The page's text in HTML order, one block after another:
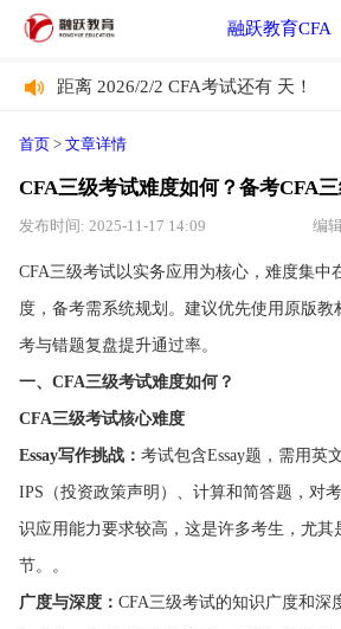
融跃教育CFA
距离 2026/2/2 CFA考试还有 天！
首页 > 文章详情
CFA三级考试难度如何？备考CFA三
发布时间: 2025-11-17 14:09 编
CFA三级考试以实务应用为核心，难度集中
度，备考需系统规划。建议优先使用原版教
考与错题复盘提升通过率。
一、CFA三级考试难度如何？
CFA三级考试核心难度
Essay写作挑战： 考试包含Essay题，需用英
IPS（投资政策声明）、计算和简答题，对
识应用能力要求较高，这是许多考生，尤其
节。。
广度与深度： CFA三级考试的知识广度和深